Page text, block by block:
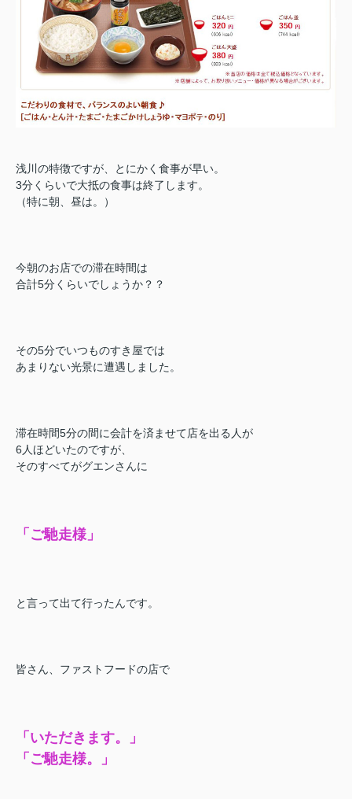
浅川の特徴ですが、とにかく食事が早い。
3分くらいで大抵の食事は終了します。
（特に朝、昼は。）
今朝のお店での滞在時間は
合計5分くらいでしょうか？？
その5分でいつものすき屋では
あまりない光景に遭遇しました。
滞在時間5分の間に会計を済ませて店を出る人が
6人ほどいたのですが、
そのすべてがグエンさんに
「ご馳走様」
と言って出て行ったんです。
皆さん、ファストフードの店で
「いただきます。」
「ご馳走様。」